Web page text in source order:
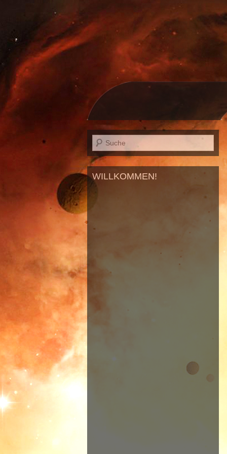
WILLKOMMEN!